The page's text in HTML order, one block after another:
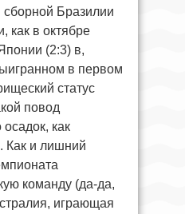
сборной Бразилии
как в октябре
(2:3) в,
в первом
статус
повод
осадок, как
Как и лишний
команду (да-да,
играющая